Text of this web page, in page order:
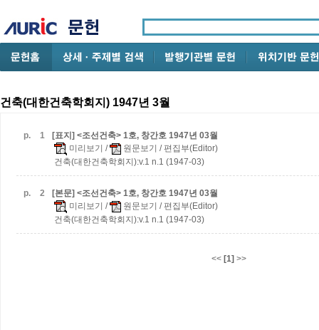
건축(대한건축학회지) 1947년 3월
p. 1
[표지] <조선건축> 1호, 창간호 1947년 03월
미리보기 / 원문보기 / 편집부(Editor)
건축(대한건축학회지):v.1 n.1 (1947-03)
p. 2
[본문] <조선건축> 1호, 창간호 1947년 03월
미리보기 / 원문보기 / 편집부(Editor)
건축(대한건축학회지):v.1 n.1 (1947-03)
<< [1] >>